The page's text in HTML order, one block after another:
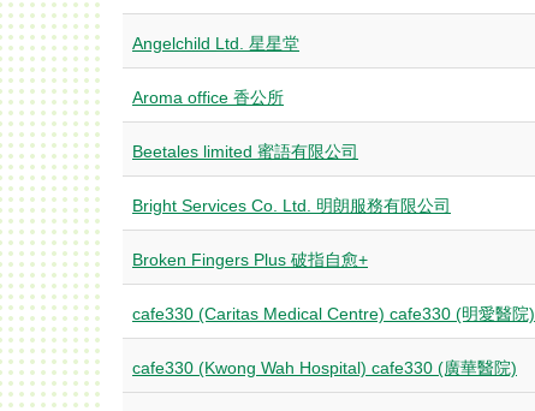
Angelchild Ltd. 星星堂
Aroma office 香公所
Beetales limited 蜜語有限公司
Bright Services Co. Ltd. 明朗服務有限公司
Broken Fingers Plus 破指自愈+
cafe330 (Caritas Medical Centre) cafe330 (明愛醫院)
cafe330 (Kwong Wah Hospital) cafe330 (廣華醫院)